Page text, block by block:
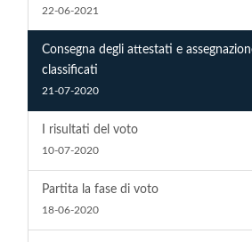
22-06-2021
Consegna degli attestati e
classificati
21-07-2020
I risultati del voto
10-07-2020
Partita la fase di voto
18-06-2020